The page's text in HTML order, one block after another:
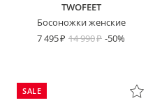
TWOFEET
Босоножки женские
7 495
14 990 -50%
SALE